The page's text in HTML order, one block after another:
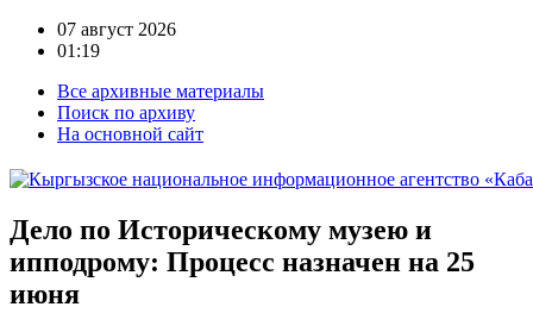
07 август 2026
01:19
Все архивные материалы
Поиск по архиву
На основной сайт
Дело по Историческому музею и
ипподрому: Процесс назначен на 25
июня